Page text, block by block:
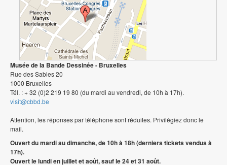
Musée de la Bande Dessinée - Bruxelles
Rue des Sables 20
1000 Bruxelles
Tél. : + 32 (0)2 219 19 80 (du mardi au vendredi, de 10h à 17h).
visit@cbbd.be
Attention, les réponses par téléphone sont réduites. Privilégiez donc le
mail.
Ouvert du mardi au dimanche, de 10h à 18h (derniers tickets vendus à
17h).
Ouvert le lundi en juillet et août, sauf le 24 et 31 août.